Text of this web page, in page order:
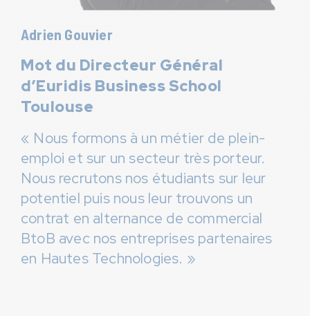
Adrien Gouvier
Mot du Directeur Général
d’Euridis Business School
Toulouse
« Nous formons à un métier de plein-
emploi et sur un secteur très porteur.
Nous recrutons nos étudiants sur leur
potentiel puis nous leur trouvons un
contrat en alternance de commercial
BtoB avec nos entreprises partenaires
en Hautes Technologies. »